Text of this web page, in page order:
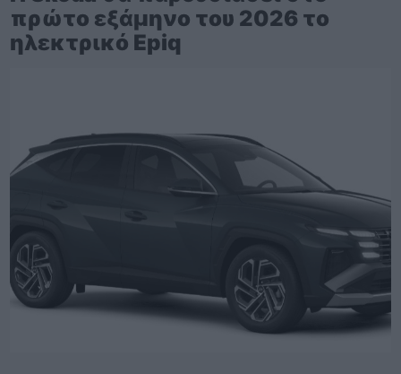
πρώτο εξάμηνο του 2026 το
ηλεκτρικό Epiq